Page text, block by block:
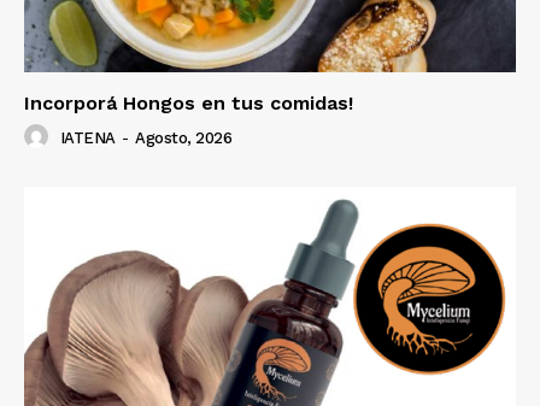
Incorporá Hongos en tus comidas!
IATENA - Agosto, 2026